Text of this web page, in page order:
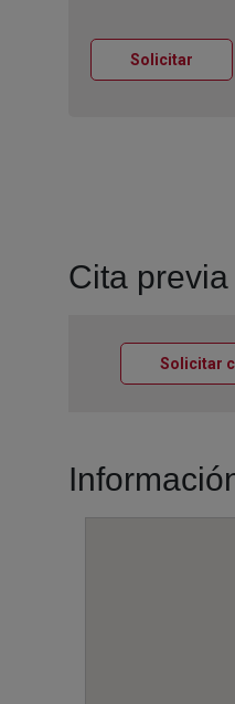
Solicitar
Cita previa
Solicitar